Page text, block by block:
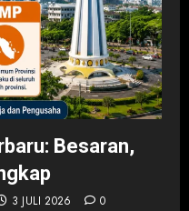
Besaran,
3 JULI 2026 0